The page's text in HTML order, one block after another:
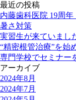
最近の投稿
内藤歯科医院 19周年
暑さ対策
実習生が来ていまし
“精密根管治療”を始
専門学校でセミナー
アーカイブ
2024年8月
2024年7月